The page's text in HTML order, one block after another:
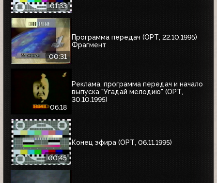
01:33
00:31
Программа передач (ОРТ, 22.10.1995)
Фрагмент
06:18
Реклама, программа передач и начало
выпуска "Угадай мелодию" (ОРТ,
30.10.1995)
00:45
Конец эфира (ОРТ, 06.11.1995)